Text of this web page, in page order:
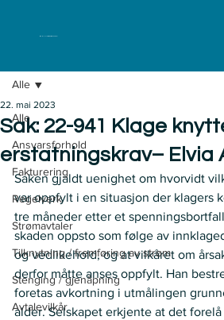
ELKLAGENEMNDA
Alle
Ansvarsforhold
Fakturering
Regelverk
Strømavtaler
Tilknytning / fremføring av strøm
Stenging / gjenåpning
Avtalevilkår
Alle
Sak: 22-941 Klage
erstatningskrav– Elvia
22. mai 2023
Saken gjaldt uenighet om hvorvidt
var oppfylt i en situasjon der klagers
tre måneder etter et
skaden oppsto som følge av
og vedlikehold, og at vilkåret om
derfor måtte anses oppfylt. Han
foretas avkortning i utmålingen
alder. Selskapet erkjente at det forelå